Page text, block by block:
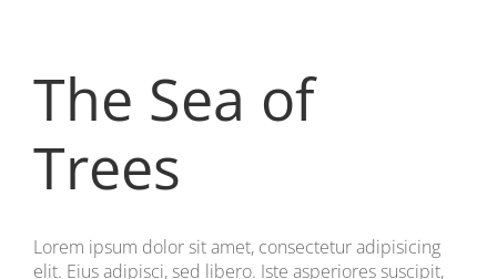
The Sea of
Trees
Lorem ipsum dolor sit amet, consectetur adipisicing
elit. Eius adipisci, sed libero. Iste asperiores suscipit,